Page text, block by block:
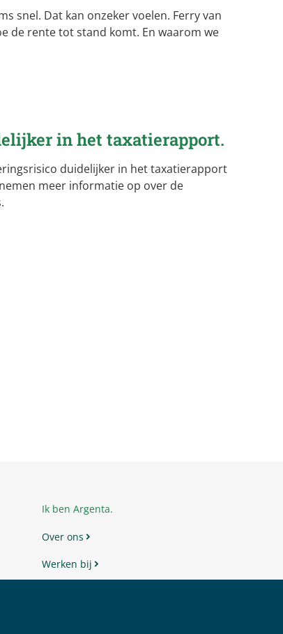
snel. Dat kan onzeker voelen. Ferry van
de rente tot stand komt. En waarom we
in het taxatierapport.
duidelijker in het taxatierapport
meer informatie op over de
Ik ben Argenta.
Over ons
Werken bij